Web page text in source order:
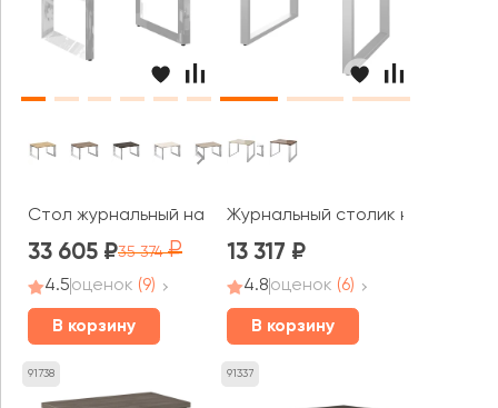
Стол журнальный на О-образном м/к 780x600x450
33 605 35 374
4.5оценок (9)
В корзину
Журнальный столик на м/к
13 317
4.8оценок (6)
В корзину
91738 91337